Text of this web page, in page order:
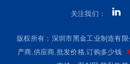
关注我们：
版权所有：深圳市黑金工业制造有
产商,供应商,批发价格,订购多少钱